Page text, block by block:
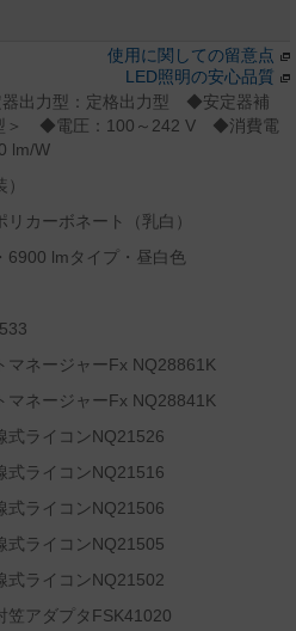
使用に関しての留意点
LED照明の安心品質
出力型：定格出力型 ◆安定器補
＞ ◆電圧：100～242 V ◆消費電
lm/W
カーボネート（乳白）
lmタイプ・昼白色
マネージャーFx NQ28861K
マネージャーFx NQ28841K
式ライコンNQ21526
式ライコンNQ21516
式ライコンNQ21506
式ライコンNQ21505
式ライコンNQ21502
笠アダプタFSK41020